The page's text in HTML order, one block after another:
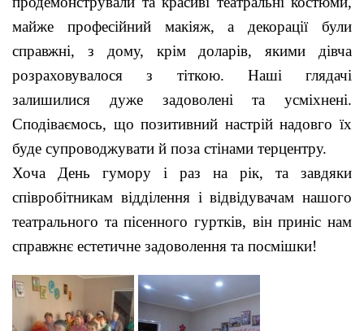
майже професійний макіяж, а декорації були
справжні, з дому, крім доларів, якими дівча
розраховувалося з тіткою. Наші глядачі
залишилися дуже задоволені та усміхнені.
Сподіваємось, що позитивний настрій надовго їх
буде супроводжувати й поза стінами терцентру.
Хоча День гумору і раз на рік, та завдяки
співробітникам відділення і відвідувачам нашого
театрального та пісенного гуртків, він приніс нам
справжнє естетичне задоволення та посмішки!